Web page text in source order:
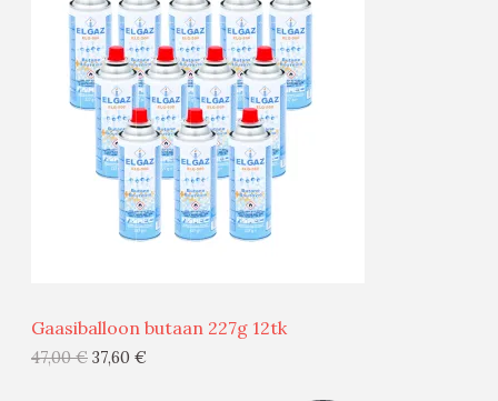
Gaasiballoon butaan 227g 12tk
47,00€ 37,60 €